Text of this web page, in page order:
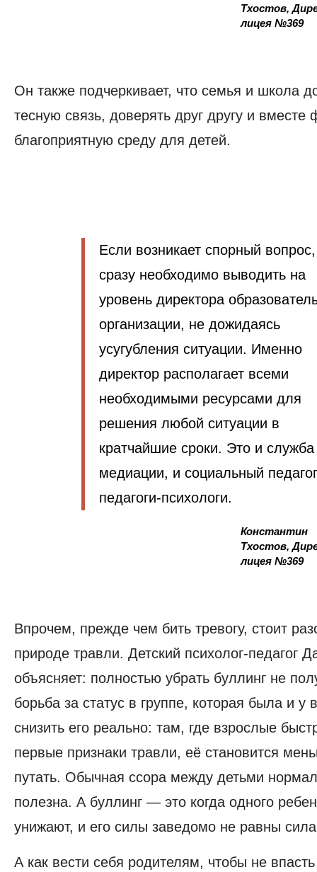
Тхостов,
лицея №369
Он также подчеркивает, что семья и школа
тесную связь, доверять друг другу и вместе
благоприятную среду для детей.
Если возникает спорный вопрос,
сразу необходимо выводить на
уровень директора
организации, не дожидаясь
усугубления ситуации. Именно
директор располагает всеми
необходимыми ресурсами для
решения любой ситуации в
кратчайшие сроки. Это и служба
медиации, и социальный
педагоги-психологи.
Константин
Тхостов,
лицея №369
Впрочем, прежде чем бить тревогу, стоит
природе травли. Детский психолог-педагог
объясняет: полностью убрать буллинг не
борьба за статус в группе, которая была и у
снизить его реально: там, где взрослые
первые признаки травли, её становится
путать. Обычная ссора между детьми
полезна. А буллинг — это когда одного
унижают, и его силы заведомо не равны
А как вести себя родителям, чтобы не